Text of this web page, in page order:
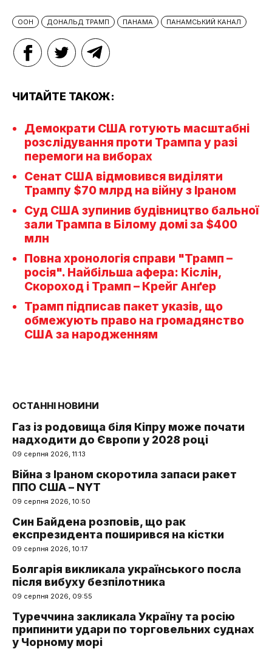
ООН ДОНАЛЬД ТРАМП ПАНАМА ПАНАМСЬКИЙ КАНАЛ
ЧИТАЙТЕ ТАКОЖ:
Демократи США готують масштабні
розслідування проти Трампа у разі
перемоги на виборах
Сенат США відмовився виділяти
Трампу $70 млрд на війну з Іраном
Суд США зупинив будівництво бальної
зали Трампа в Білому домі за $400
млн
Повна хронологія справи "Трамп –
росія". Найбільша афера: Кіслін,
Скороход і Трамп – Крейг Анґер
Трамп підписав пакет указів, що
обмежують право на громадянство
США за народженням
ОСТАННІ НОВИНИ
Газ із родовища біля Кіпру може почати
надходити до Європи у 2028 році
09 серпня 2026, 11:13
Війна з Іраном скоротила запаси ракет
ППО США – NYT
09 серпня 2026, 10:50
Син Байдена розповів, що рак
експрезидента поширився на кістки
09 серпня 2026, 10:17
Болгарія викликала українського посла
після вибуху безпілотника
09 серпня 2026, 09:55
Туреччина закликала Україну та росію
припинити удари по торговельних суднах
у Чорному морі